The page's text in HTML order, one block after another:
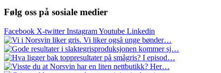
Følg oss på sosiale medier
Facebook X-twitter InstagramYoutube Linkedin